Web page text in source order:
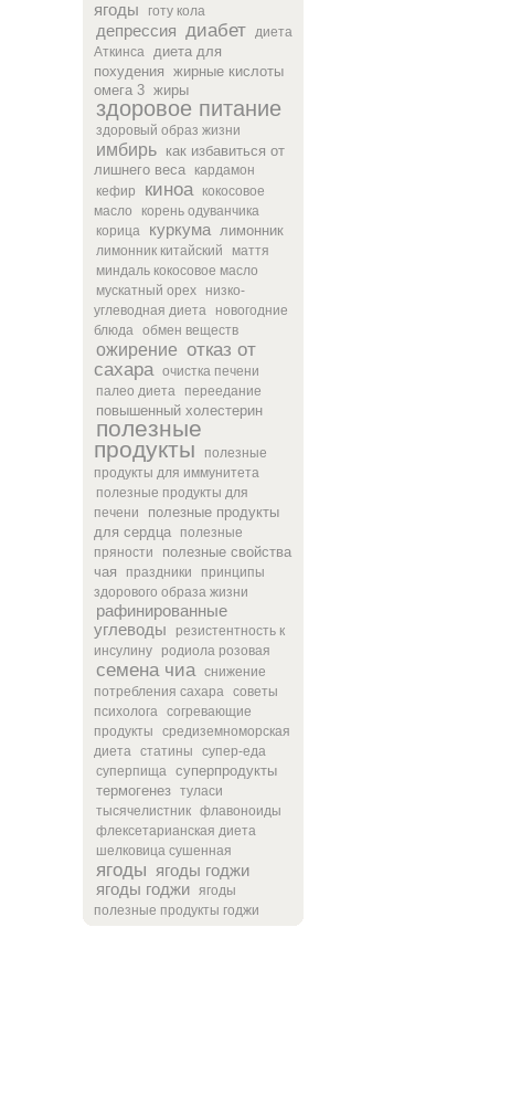
ягоды
готу кола
депрессия диабет диета
Аткинса диета для
похудения жирные кислоты
омега 3 жиры
здоровое питание
здоровый образ жизни
имбирь как избавиться от
лишнего веса
кардамон
кефир
киноа
кокосовое
масло
корень одуванчика
корица
куркума лимонник
лимонник китайский
маття
миндаль кокосовое масло
мускатный орех
низко-
углеводная диета
новогодние
блюда обмен веществ
ожирение отказ от
сахара очистка печени
палео диета
переедание
повышенный холестерин
полезные
продукты
полезные
продукты для иммунитета
полезные продукты для
печени
полезные продукты
для сердца
полезные
пряности
полезные свойства
чая
праздники
принципы
здорового образа жизни
рафинированные
углеводы
резистентность к
инсулину
родиола розовая
семена чиа снижение
потребления сахара советы
психолога согревающие
продукты
средиземноморская
диета статины
супер-еда
суперпища суперпродукты
термогенез туласи
тысячелистник флавоноиды
флексетарианская диета
шелковица сушенная
ягоды
ягоды годжи
ягоды годжи ягоды
полезные продукты годжи